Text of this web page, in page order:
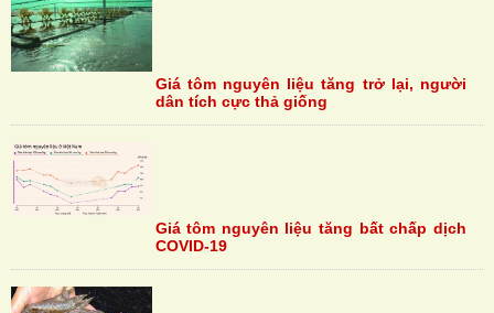
Giá tôm nguyên liệu tăng trở lại, người
dân tích cực thả giống
Giá tôm nguyên liệu tăng bất chấp dịch
COVID-19